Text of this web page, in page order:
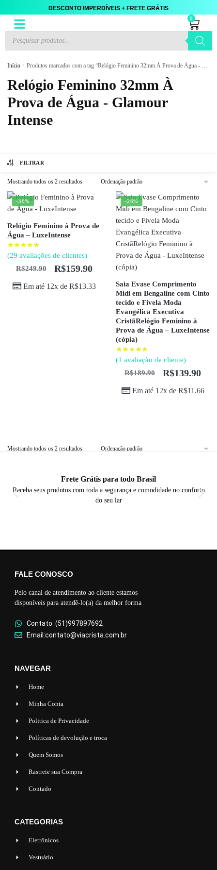
DESCONTO IMPERDÍVEIS + FRETE GRÁTIS
0
Início / Produtos marcados com a tag “Relógio Feminino 32mm À Prova de Água - Glamour Intense”
Relógio Feminino 32mm À
Prova de Água - Glamour
Intense
FILTRAR
Mostrando todos os 2 resultados
-36%
Relógio Feminino à Prova de
Água – LuxeIntense
(29 avaliações de clientes)
R$249.90 R$159.90
Em até 12x de R$13.33
-26%
Saia Evase Comprimento
Midi em Bengaline com Cinto
tecido e Fivela Moda
Evangélica Executiva
CristãRelógio Feminino à
Prova de Água – LuxeIntense
(cópia)
(1 avaliação de cliente)
R$189.90 R$139.90
Em até 12x de R$11.66
Mostrando todos os 2 resultados
Frete Grátis para todo Brasil
Receba seus produtos com toda a segurança e comodidade no conforto
do seu lar
FALE CONOSCO
Pelo canal de atendimento ao cliente estamos
disponíveis para atendê-lo(a) da melhor forma
Contato: (51)997897692
Email:contato@viacrista.com.br
NAVEGAR
Home
Minha Conta
Politica de Privacidade
Políticas de devolução e troca
Quem Somos
Rastreie sua Compra
Contado
CATEGORIAS
Eletrônicos
Vestuário